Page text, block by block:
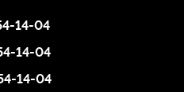
14-04
14-04
14-04